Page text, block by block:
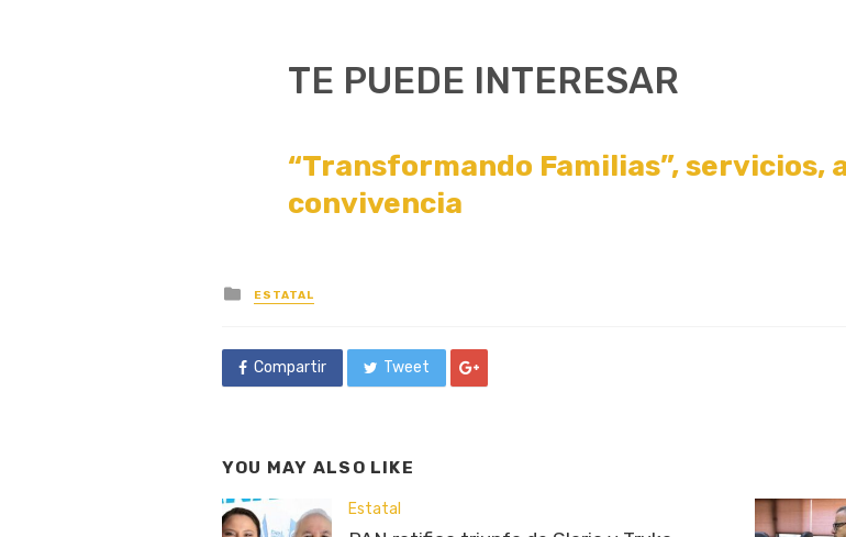
TE PUEDE INTERESAR
“Transformando Familias”, servicios,
convivencia
Posted
in
ESTATAL
Compartir Tweet
YOU MAY ALSO LIKE
Estatal